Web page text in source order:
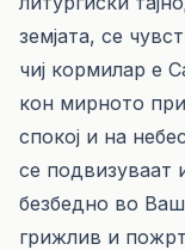
земјата, се
чиј кормилар е
кон мирното
спокој и на
се подвизуваат
безбедно во
грижлив и